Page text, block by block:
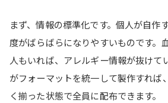
まず、情報の標準化です。個人が自作
度がばらばらになりやすいものです。
人もいれば、アレルギー情報が抜けて
がフォーマットを統一して製作すれば
く揃った状態で全員に配布できます。